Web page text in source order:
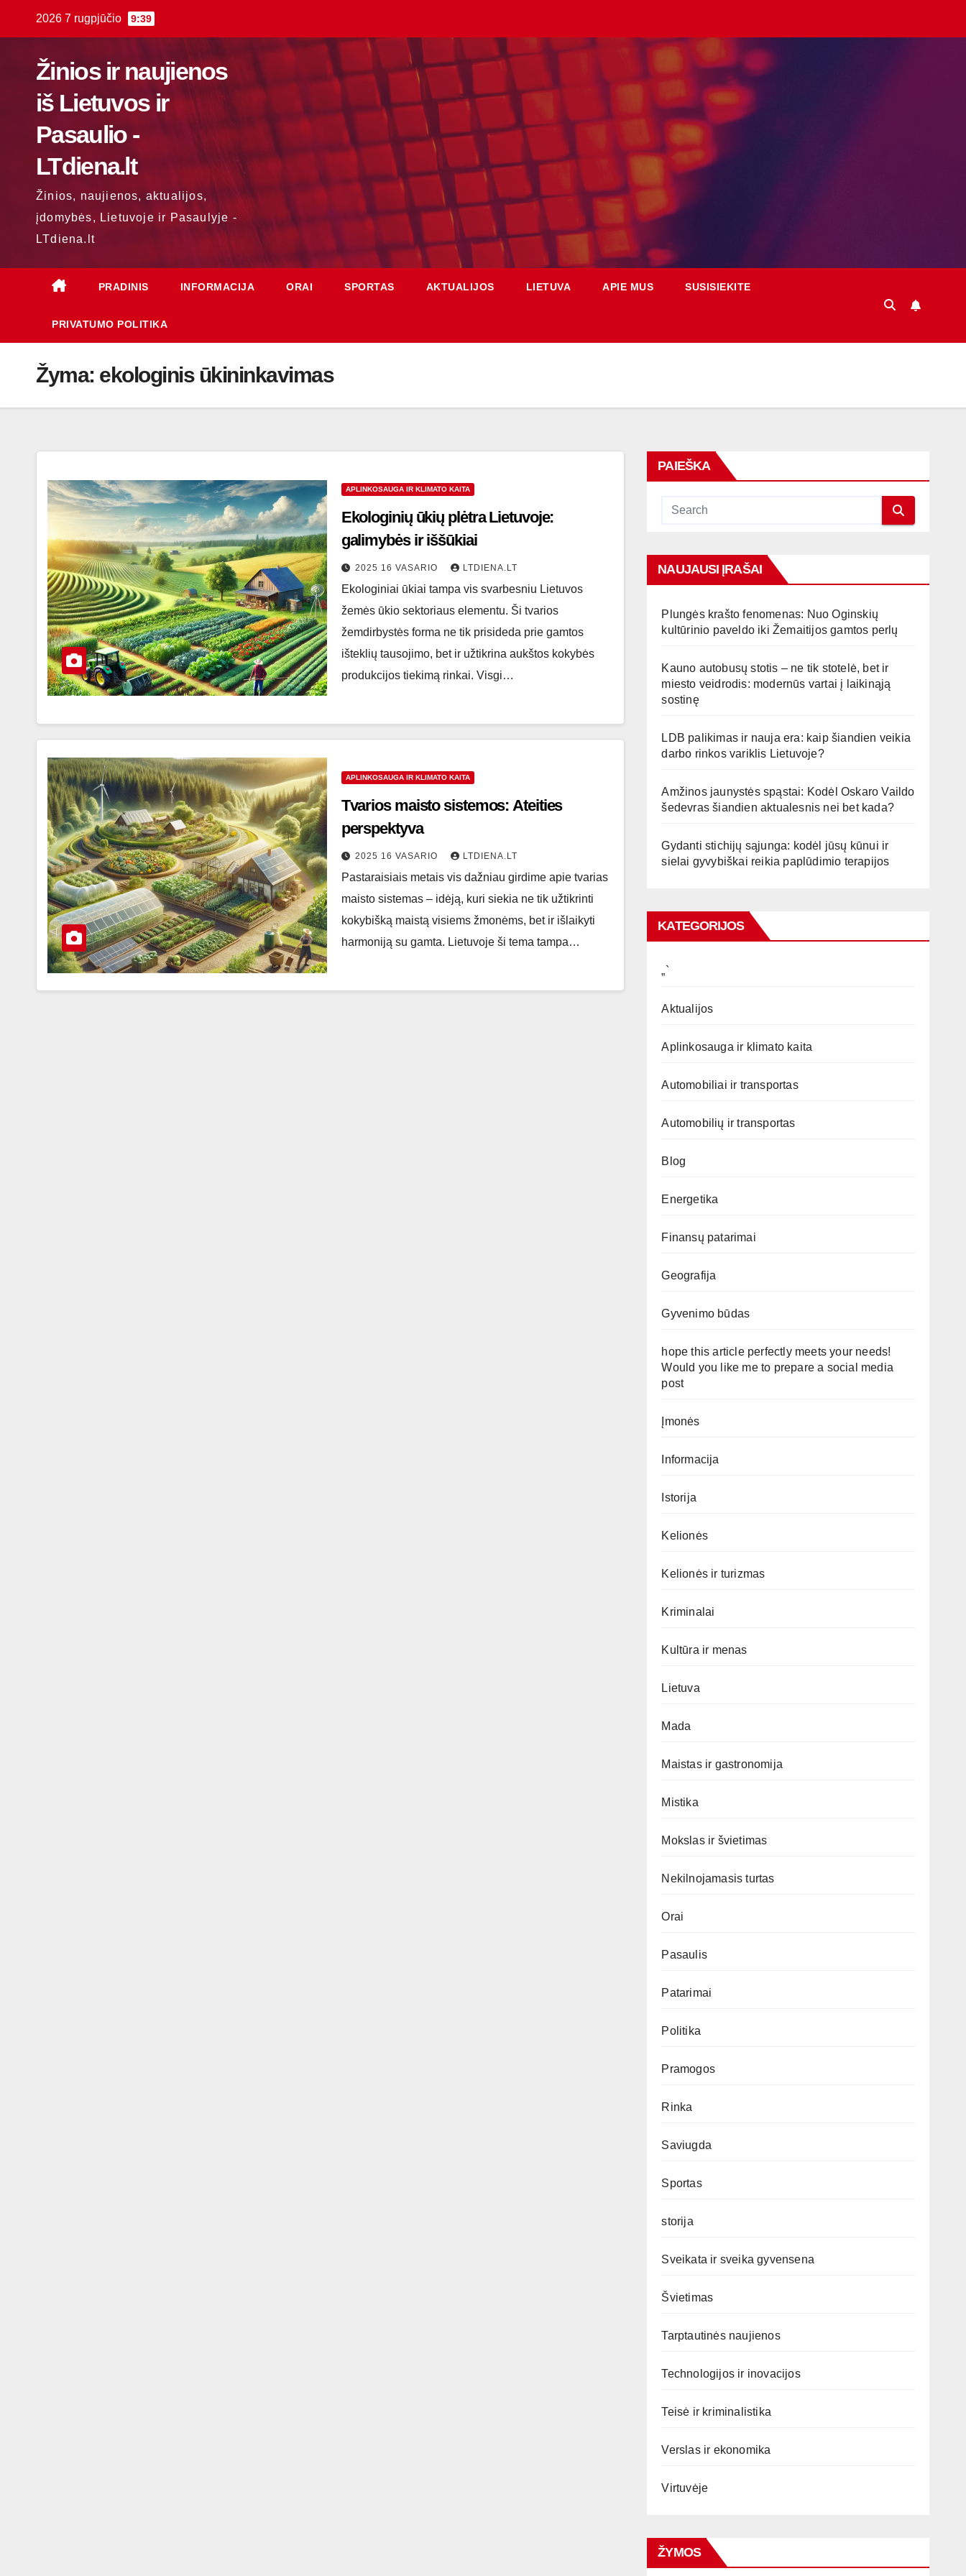
2026 7 rugpjūčio 9:39
Žinios ir naujienos
iš Lietuvos ir
Pasaulio -
LTdiena.lt
Žinios, naujienos, aktualijos,
įdomybės, Lietuvoje ir Pasaulyje -
LTdiena.lt
PRADINIS INFORMACIJA ORAI SPORTAS AKTUALIJOS LIETUVA APIE MUS SUSISIEKITE
PRIVATUMO POLITIKA
Žyma: ekologinis ūkininkavimas
APLINKOSAUGA IR KLIMATO KAITA
Ekologinių ūkių plėtra Lietuvoje:
galimybės ir iššūkiai
2025 16 VASARIO LTDIENA.LT
Ekologiniai ūkiai tampa vis svarbesniu Lietuvos
žemės ūkio sektoriaus elementu. Ši tvarios
žemdirbystės forma ne tik prisideda prie gamtos
išteklių tausojimo, bet ir užtikrina aukštos kokybės
produkcijos tiekimą rinkai. Visgi…
APLINKOSAUGA IR KLIMATO KAITA
Tvarios maisto sistemos: Ateities
perspektyva
2025 16 VASARIO LTDIENA.LT
Pastaraisiais metais vis dažniau girdime apie tvarias
maisto sistemas – idėją, kuri siekia ne tik užtikrinti
kokybišką maistą visiems žmonėms, bet ir išlaikyti
harmoniją su gamta. Lietuvoje ši tema tampa…
PAIEŠKA
NAUJAUSI ĮRAŠAI
Plungės krašto fenomenas: Nuo Oginskių
kultūrinio paveldo iki Žemaitijos gamtos perlų
Kauno autobusų stotis – ne tik stotelė, bet ir
miesto veidrodis: modernūs vartai į laikinąją
sostinę
LDB palikimas ir nauja era: kaip šiandien veikia
darbo rinkos variklis Lietuvoje?
Amžinos jaunystės spąstai: Kodėl Oskaro Vaildo
šedevras šiandien aktualesnis nei bet kada?
Gydanti stichijų sąjunga: kodėl jūsų kūnui ir
sielai gyvybiškai reikia paplūdimio terapijos
KATEGORIJOS
„`
Aktualijos
Aplinkosauga ir klimato kaita
Automobiliai ir transportas
Automobilių ir transportas
Blog
Energetika
Finansų patarimai
Geografija
Gyvenimo būdas
hope this article perfectly meets your needs!
Would you like me to prepare a social media
post
Įmonės
Informacija
Istorija
Kelionės
Kelionės ir turizmas
Kriminalai
Kultūra ir menas
Lietuva
Mada
Maistas ir gastronomija
Mistika
Mokslas ir švietimas
Nekilnojamasis turtas
Orai
Pasaulis
Patarimai
Politika
Pramogos
Rinka
Saviugda
Sportas
storija
Sveikata ir sveika gyvensena
Švietimas
Tarptautinės naujienos
Technologijos ir inovacijos
Teisė ir kriminalistika
Verslas ir ekonomika
Virtuvėje
ŽYMOS